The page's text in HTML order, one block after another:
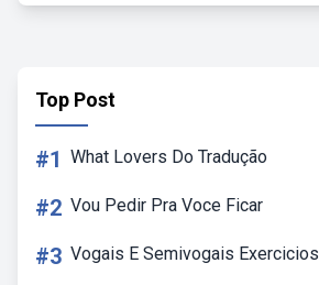
Top Post
#1 What Lovers Do Tradução
#2 Vou Pedir Pra Voce Ficar
#3 Vogais E Semivogais Exercicios